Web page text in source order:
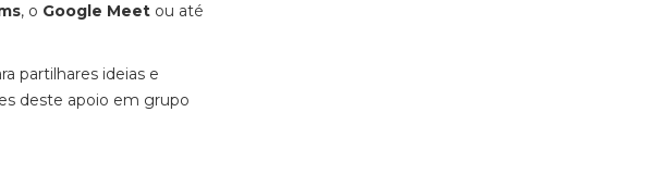
, o Google Meet ou até
partilhares ideias e
deste apoio em grupo